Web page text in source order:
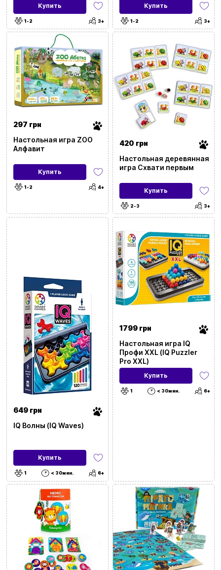
Купить
1-2 3+
Купить
1-2 3+
297 грн
Настольная игра ZOO
Алфавит
Купить
1-2 4+
420 грн
Настольная деревянная
игра Схвати первым
Купить
2-3 3+
649 грн
IQ Волны (IQ Waves)
Купить
1 < 30мин. 6+
1799 грн
Настольная игра IQ
Профи XXL (IQ Puzzler
Pro XXL)
Купить
1 < 30мин. 6+